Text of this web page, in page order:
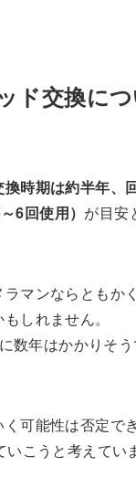
ド交換に
換時期は約半年、
6回使用） が目安
マンならともか
しれません。
数年はかかりそ
可能性は否定で
いこうと考えてい